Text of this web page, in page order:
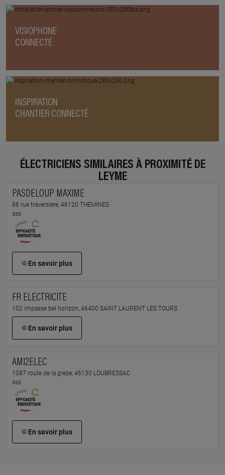
VISIOPHONE
CONNECTÉ
INSPIRATION
CHANTIER CONNECTÉ
ÉLECTRICIENS SIMILAIRES À PROXIMITÉ DE
LEYME
PASDELOUP MAXIME
86 rue traversiere, 46120 THEMINES
sss
En savoir plus
FR ELECTRICITE
102 impasse bel horizon, 46400 SAINT LAURENT LES TOURS
En savoir plus
AMI2ELEC
1087 route de la greze, 46130 LOUBRESSAC
sss
En savoir plus